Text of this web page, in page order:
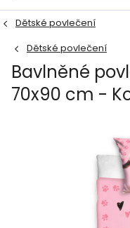
Dětské povlečení
Dětské povlečení
Bavlněné
70x90 cm -